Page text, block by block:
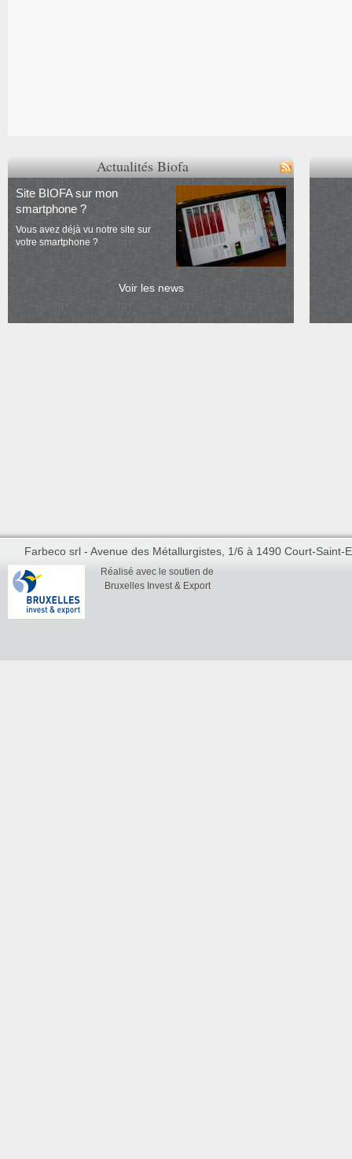
Actualités Biofa
Site BIOFA sur mon
smartphone ?
Vous avez déjà vu notre site sur
votre smartphone ?
Voir les news
Farbeco srl - Avenue des Métallurgistes, 1/6 à 1490 Court-Saint-
Réalisé avec le soutien de
Bruxelles Invest & Export